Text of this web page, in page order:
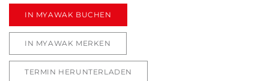
IN MYAWAK BUCHEN
IN MYAWAK MERKEN
TERMIN HERUNTERLADEN